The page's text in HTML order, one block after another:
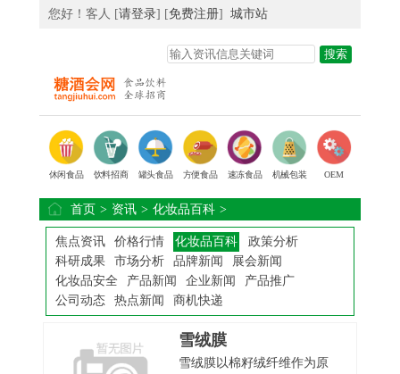
您好！客人 [请登录] [免费注册] 城市站
休闲食品 饮料招商 罐头食品 方便食品 速冻食品 机械包装 OEM
首页 > 资讯 > 化妆品百科 >
焦点资讯 价格行情 化妆品百科
政策分析
科研成果
市场分析 品牌新闻
展会新闻
化妆品安全
产品新闻 企业新闻
产品推广
公司动态
热点新闻 商机快递
雪绒膜
雪绒膜以棉籽绒纤维作为原